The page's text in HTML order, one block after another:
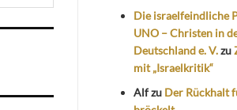
Die israelfeindliche
UNO – Christen in
Deutschland e. V.zu
mit „Israelkritik“
Alfzu Der Rückhalt